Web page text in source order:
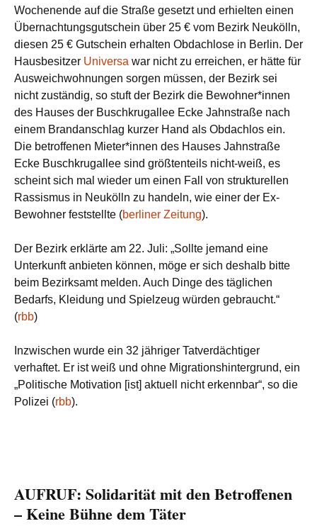
Wochenende auf die Straße gesetzt und erhielten einen
Übernachtungsgutschein über 25 € vom Bezirk Neukölln,
diesen 25 € Gutschein erhalten Obdachlose in Berlin. Der
Hausbesitzer Universa war nicht zu erreichen, er hätte für
Ausweichwohnungen sorgen müssen, der Bezirk sei
nicht zuständig, so stuft der Bezirk die Bewohner*innen
des Hauses der Buschkrugallee Ecke Jahnstraße nach
einem Brandanschlag kurzer Hand als Obdachlos ein.
Die betroffenen Mieter*innen des Hauses Jahnstraße
Ecke Buschkrugallee sind größtenteils nicht-weiß, es
scheint sich mal wieder um einen Fall von strukturellen
Rassismus in Neukölln zu handeln, wie einer der Ex-
Bewohner feststellte (berliner Zeitung).
Der Bezirk erklärte am 22. Juli: „Sollte jemand eine
Unterkunft anbieten können, möge er sich deshalb bitte
beim Bezirksamt melden. Auch Dinge des täglichen
Bedarfs, Kleidung und Spielzeug würden gebraucht.“
(rbb)
Inzwischen wurde ein 32 jähriger Tatverdächtiger
verhaftet. Er ist weiß und ohne Migrationshintergrund, ein
„Politische Motivation [ist] aktuell nicht erkennbar“, so die
Polizei (rbb).
AUFRUF: Solidarität mit den Betroffenen
– Keine Bühne dem Täter